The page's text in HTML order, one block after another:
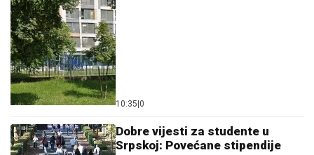
10:35 0
Dobre vijesti za studente u
Srpskoj: Povećane stipendije